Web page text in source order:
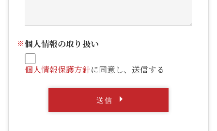
個人情報の取り扱い
個人情報保護方針に同意し、送信する